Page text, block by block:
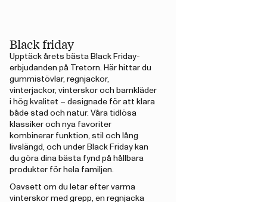
Black friday
Upptäck årets bästa Black Friday-
erbjudanden på Tretorn. Här hittar du
gummistövlar, regnjackor,
vinterjackor, vinterskor och barnkläder
i hög kvalitet – designade för att klara
både stad och natur. Våra tidlösa
klassiker och nya favoriter
kombinerar funktion, stil och lång
livslängd, och under Black Friday kan
du göra dina bästa fynd på hållbara
produkter för hela familjen.
Oavsett om du letar efter varma
vinterskor med grepp, en regnjacka